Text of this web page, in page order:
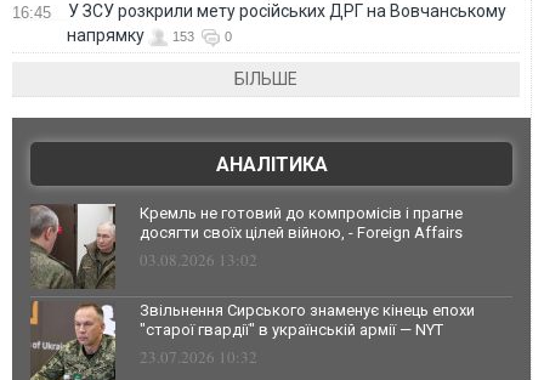
16:45
У ЗСУ розкрили мету російських ДРГ на Вовчанському
напрямку
153 0
БІЛЬШЕ
АНАЛІТИКА
Кремль не готовий до компромісів і прагне
досягти своїх цілей війною, - Foreign Affairs
03.08.2026 13:02
Звільнення Сирського знаменує кінець епохи
"старої гвардії" в українській армії — NYT
23.07.2026 10:32